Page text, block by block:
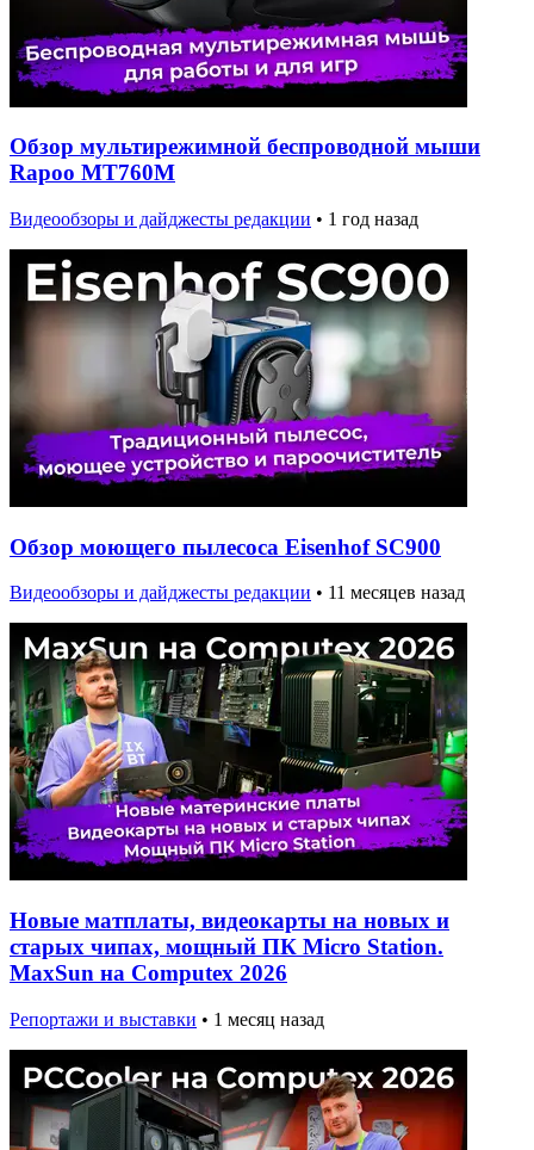
Обзор мультирежимной беспроводной мыши
Rapoo MT760M
Видеообзоры и дайджесты редакции • 1 год назад
Обзор моющего пылесоса Eisenhof SC900
Видеообзоры и дайджесты редакции • 11 месяцев назад
Новые матплаты, видеокарты на новых и
старых чипах, мощный ПК Micro Station.
MaxSun на Computex 2026
Репортажи и выставки • 1 месяц назад